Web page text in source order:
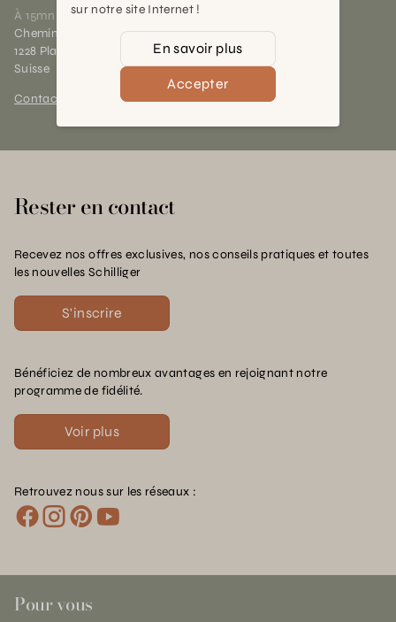
À 15mn du centre de Genève
Chemin des Charrotons 25
1228 Plan-les-Ouates (GE)
Suisse
Contact et horaires
Rester en contact
Recevez nos offres exclusives, nos conseils pratiques et toutes
les nouvelles Schilliger
S'inscrire
Bénéficiez de nombreux avantages en rejoignant notre
programme de fidélité.
Voir plus
Retrouvez nous sur les réseaux :
Pour vous
sur notre site Internet !
En savoir plus
Accepter